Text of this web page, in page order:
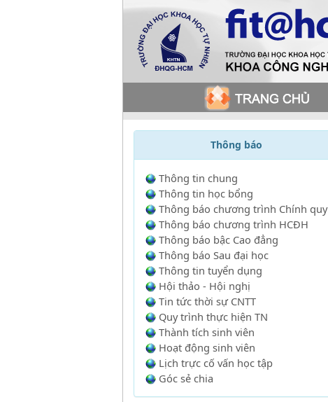
Thông báo
Thông tin chung
Thông tin học bổng
Thông báo chương trình Chính quy
Thông báo chương trình HCĐH
Thông báo bậc Cao đẳng
Thông báo Sau đại học
Thông tin tuyển dụng
Hội thảo - Hội nghị
Tin tức thời sự CNTT
Quy trình thực hiện TN
Thành tích sinh viên
Hoạt động sinh viên
Lịch trực cố vấn học tập
Góc sẻ chia